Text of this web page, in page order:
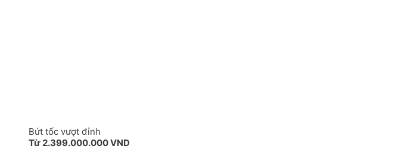
Bứt tốc vượt đỉnh
Từ 2.399.000.000 VND